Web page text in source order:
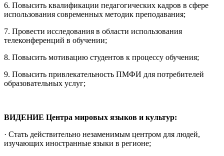
6. Повысить квалификации педагогических кадров в сфере
использования современных методик преподавания;
7. Провести исследования в области использования
телеконференций в обучении;
8. Повысить мотивацию студентов к процессу обучения;
9. Повысить привлекательность ПМФИ для потребителей
образовательных услуг;
ВИДЕНИЕ Центра мировых языков и культур:
· Стать действительно незаменимым центром для людей,
изучающих иностранные языки в регионе;